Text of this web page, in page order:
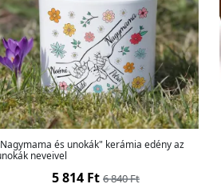
és unokák" kerámia edény az
neveivel
5 814 Ft 6 840 Ft